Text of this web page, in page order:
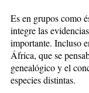
Es en grupos como
integre las
importante. Incluso
África, que se
genealógico y el
especies distintas.